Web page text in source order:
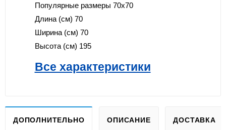
Популярные размеры 70x70
Длина (см) 70
Ширина (см) 70
Высота (см) 195
Все характеристики
ДОПОЛНИТЕЛЬНО ОПИСАНИЕ ДОСТАВКА